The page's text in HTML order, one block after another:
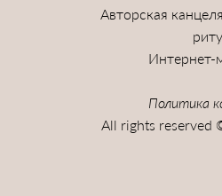
Авторская
Интернет-
Политика
All rights reserved